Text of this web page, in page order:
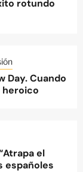
rotundo
Day. Cuando
heroico
el
españoles